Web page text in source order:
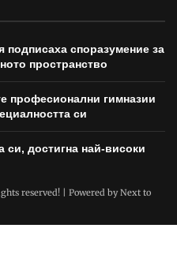
споразумение за
пространство
професионални гимназии
си
достигна най-високи
reserved! | Powered byNext to